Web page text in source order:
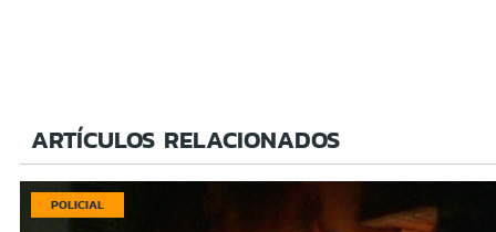
ARTÍCULOS RELACIONADOS
POLICIAL